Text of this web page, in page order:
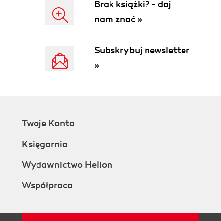
Rozdział 4. Prezentacja (97)
28. Podział alfabetycznie posortowanych
30. Wyróżnianie ważnych danych przy użyciu
formatowania warunkowego (108)
35. Raporty osadzone w formularzach (127)
37. Cieniowanie co drugiego wiersza raportu (132)
38. Oszczędzanie papieru przez zmniejszenie
39. Dołączanie daty, godziny, numeru strony i
Rozdział 5. Kwerendy i język SQL (139)
Brak książki? - daj
nam znać »
Subskrybuj newsletter
»
Twoje Konto
Księgarnia
Wydawnictwo Helion
Współpraca